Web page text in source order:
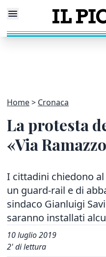
Home Cronaca
La protesta
«Via
I cittadini chiedono
un guard-rail e di
sindaco Gianluigi
saranno installati
10 luglio 2019
2' di lettura